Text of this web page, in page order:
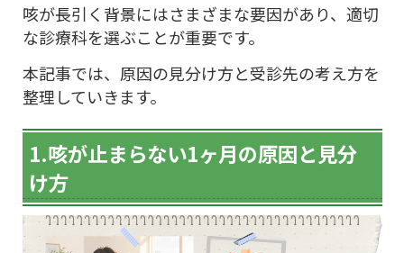
咳が長引く背景にはさまざまな要因があり、適切
な診療科を選ぶことが重要です。
本記事では、原因の見分け方と受診先の考え方を
整理していきます。
1.咳が止まらない1ヶ月の原因と見分
け方